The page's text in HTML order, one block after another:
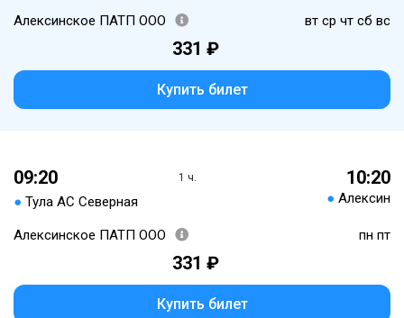
Алексинское ПАТП ООО вт ср чт сб вс
331 ₽
Купить билет
09:20
● Тула АС Северная
1 ч. 10:20
● Алексин
Алексинское ПАТП ООО пн пт
331 ₽
Купить билет